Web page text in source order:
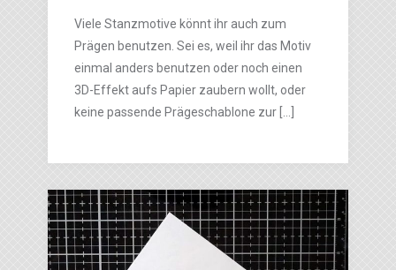
Viele Stanzmotive könnt ihr auch zum
Prägen benutzen. Sei es, weil ihr das Motiv
einmal anders benutzen oder noch einen
3D-Effekt aufs Papier zaubern wollt, oder
keine passende Prägeschablone zur […]